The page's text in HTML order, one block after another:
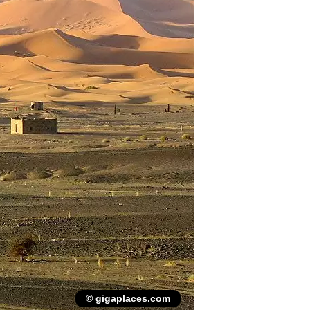
© gigaplaces.com